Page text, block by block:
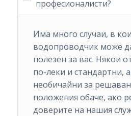
професионалисти?
Има много случаи, в
водопроводчик може
полезен за вас. Някои
по-леки и стандартни,
необичайни за
положения обаче, ако
доверите на нашия